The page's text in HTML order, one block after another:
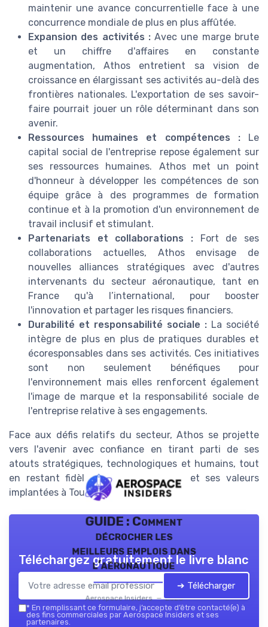
maintenir une avance concurrentielle face à une
concurrence mondiale de plus en plus affûtée.
Expansion des activités :Avec une marge brute
et un chiffre d'affaires en constante
augmentation, Athos entretient sa vision de
croissance en élargissant ses activités au-delà des
frontières nationales. L'exportation de ses savoir-
faire pourrait jouer un rôle déterminant dans son
avenir.
Ressources humaines et compétences :Le
capital social de l'entreprise repose également sur
ses ressources humaines. Athos met un point
d'honneur à développer les compétences de son
équipe grâce à des programmes de formation
continue et à la promotion d'un environnement de
travail inclusif et stimulant.
Partenariats et collaborations : Fort de ses
collaborations actuelles, Athos envisage de
nouvelles alliances stratégiques avec d'autres
intervenants du secteur aéronautique, tant en
France qu'à l’international, pour booster
l'innovation et partager les risques financiers.
Durabilité et responsabilité sociale : La société
intègre de plus en plus de pratiques durables et
écoresponsables dans ses activités. Ces initiatives
sont non seulement bénéfiques pour
l'environnement mais elles renforcent également
l'image de marque et la responsabilité sociale de
l'entreprise relative à ses engagements.
Face aux défis relatifs du secteur, Athos se projette
vers l'avenir avec confiance en tirant parti de ses
atouts stratégiques, technologiques et humains, tout
en restant fidèle à son siège social et ses valeurs
implantées à Toulouse.
GUIDE : Comment
décrocher les
meilleurs emplois dans
l’aéronautique
Aerospace Insiders — 2026
Téléchargez gratuitement le livre blanc
➔ Télécharger
* En remplissant ce formulaire, j’accepte d’être contacté(e) à
des fins commerciales par Aerospace Insiders et ses
partenaires.